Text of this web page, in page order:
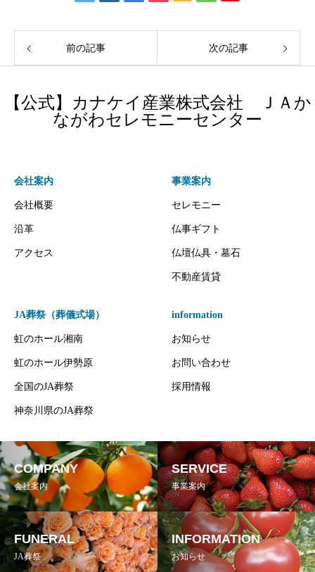
前の記事 次の記事
【公式】カナケイ産業株式会社 ＪＡか
ながわセレモニーセンター
会社案内
会社概要
沿革
アクセス
事業案内
セレモニー
仏事ギフト
仏壇仏具・墓石
不動産賃貸
JA葬祭（葬儀式場）
虹のホール湘南
虹のホール伊勢原
全国のJA葬祭
神奈川県のJA葬祭
information
お知らせ
お問い合わせ
採用情報
COMPANY
会社案内
SERVICE
事業案内
FUNERAL
JA葬祭
INFORMATION
お知らせ